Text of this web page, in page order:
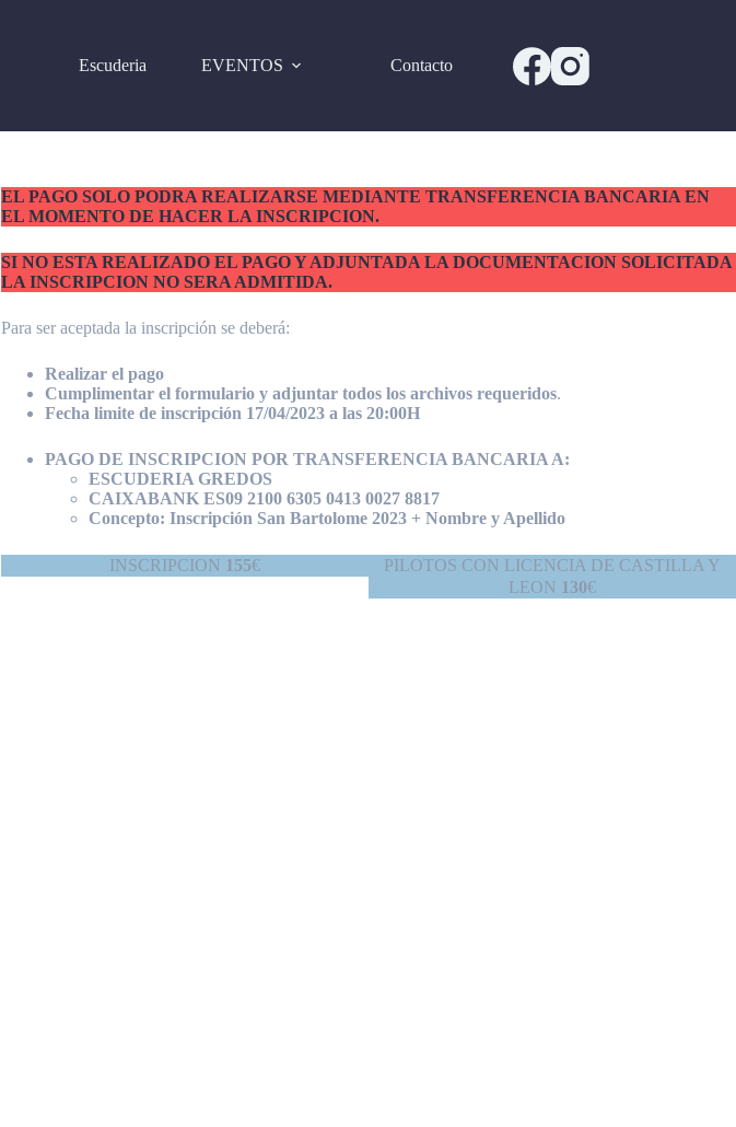
Escuderia
EVENTOS Contacto
EL PAGO SOLO PODRA REALIZARSE MEDIANTE TRANSFERENCIA BANCARIA EN
EL MOMENTO DE HACER LA INSCRIPCION.
SI NO ESTA REALIZADO EL PAGO Y ADJUNTADA LA DOCUMENTACION SOLICITADA
LA INSCRIPCION NO SERA ADMITIDA.
Para ser aceptada la inscripción se deberá:
Realizar el pago
Cumplimentar el formulario y adjuntar todos los archivos requeridos.
Fecha limite de inscripción 17/04/2023 a las 20:00H
PAGO DE INSCRIPCION POR TRANSFERENCIA BANCARIA A:
ESCUDERIA GREDOS
CAIXABANK ES09 2100 6305 0413 0027 8817
Concepto: Inscripción San Bartolome 2023 + Nombre y Apellido
INSCRIPCION 155€
PILOTOS CON LICENCIA DE CASTILLA Y
LEON 130€